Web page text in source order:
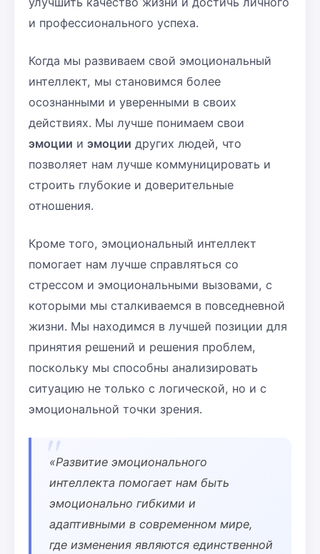
и профессионального успеха.
Когда мы развиваем свой эмоциональный
интеллект, мы становимся более
осознанными и уверенными в своих
действиях. Мы лучше понимаем свои
эмоции и эмоции других людей, что
позволяет нам лучше коммуницировать и
строить глубокие и доверительные
отношения.
Кроме того, эмоциональный интеллект
помогает нам лучше справляться со
стрессом и эмоциональными вызовами, с
которыми мы сталкиваемся в повседневной
жизни. Мы находимся в лучшей позиции для
принятия решений и решения проблем,
поскольку мы способны анализировать
ситуацию не только с логической, но и с
эмоциональной точки зрения.
«Развитие эмоционального
интеллекта помогает нам быть
эмоционально гибкими и
адаптивными в современном мире,
где изменения являются единственной